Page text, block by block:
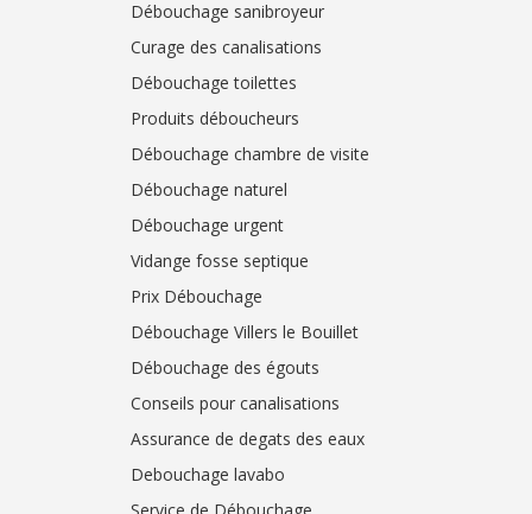
Débouchage sanibroyeur
Curage des canalisations
Débouchage toilettes
Produits déboucheurs
Débouchage chambre de visite
Débouchage naturel
Débouchage urgent
Vidange fosse septique
Prix Débouchage
Débouchage Villers le Bouillet
Débouchage des égouts
Conseils pour canalisations
Assurance de degats des eaux
Debouchage lavabo